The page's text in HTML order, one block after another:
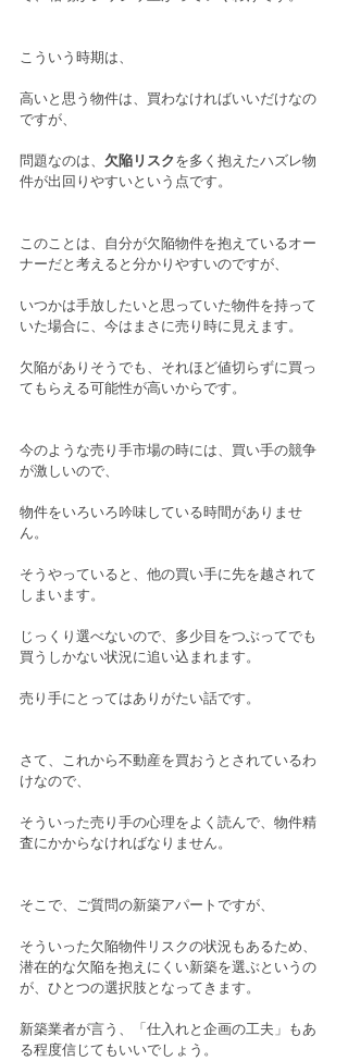
こういう時期は、
高いと思う物件は、買わなければいいだけなの
ですが、
問題なのは、 欠陥リスクを多く抱えたハズレ物
件が出回りやすいという点です。
このことは、自分が欠陥物件を抱えているオー
ナーだと考えると分かりやすいのですが、
いつかは手放したいと思っていた物件を持って
いた場合に、今はまさに売り時に見えます。
欠陥がありそうでも、それほど値切らずに買っ
てもらえる可能性が高いからです。
今のような売り手市場の時には、買い手の競争
が激しいので、
物件をいろいろ吟味している時間がありませ
ん。
そうやっていると、他の買い手に先を越されて
しまいます。
じっくり選べないので、多少目をつぶってでも
買うしかない状況に追い込まれます。
売り手にとってはありがたい話です。
さて、これから不動産を買おうとされているわ
けなので、
そういった売り手の心理をよく読んで、物件精
査にかからなければなりません。
そこで、ご質問の新築アパートですが、
そういった欠陥物件リスクの状況もあるため、
潜在的な欠陥を抱えにくい新築を選ぶというの
が、ひとつの選択肢となってきます。
新築業者が言う、「仕入れと企画の工夫」もあ
る程度信じてもいいでしょう。